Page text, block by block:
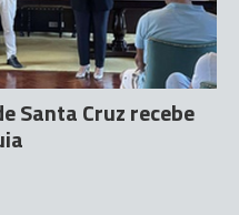
Santa Cruz recebe